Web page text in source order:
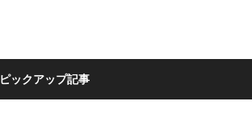
ピックアップ記事